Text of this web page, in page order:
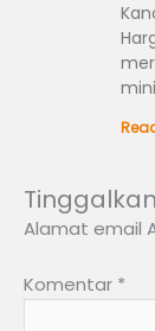
Alamat email
Komentar *